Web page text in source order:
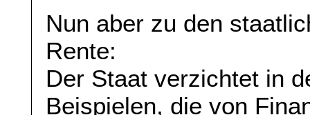
Nun aber zu den
Rente:
Der Staat verzichtet in
Beispielen, die von